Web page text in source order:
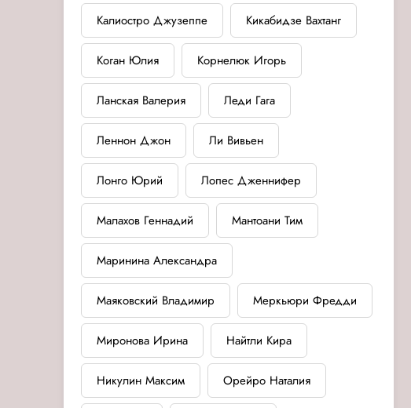
Калиостро Джузеппе Кикабидзе Вахтанг
Коган Юлия Корнелюк Игорь
Ланская Валерия Леди Гага
Леннон Джон Ли Вивьен
Лонго Юрий Лопес Дженнифер
Малахов Геннадий Мантоани Тим
Маринина Александра
Маяковский Владимир Меркьюри Фредди
Миронова Ирина Найтли Кира
Никулин Максим Орейро Наталия